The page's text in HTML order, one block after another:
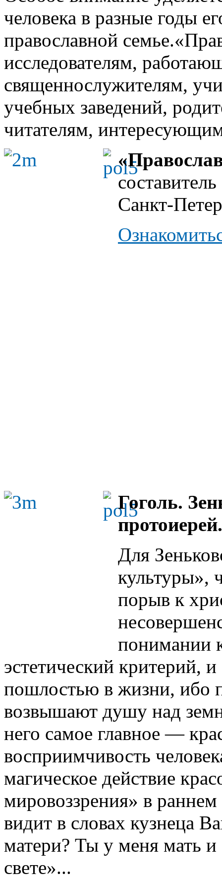
человека в разные годы
православной
исследователям,
священнослужителям,
учебных заведений,
читателям,
Санкт-
Гоголь.
протоиерей.
Для
культуры»,
порыв к
понимании
эстетический критерий,
пошлостью в жизни, ибо
возвышают душу над
него самое главное —
восприимчивость
магическое действие
мировоззрения» в
видит в словах кузнеца
матери? Ты у меня мать и
свете»...